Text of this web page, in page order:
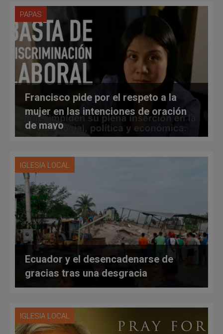
PAPAS
Francisco pide por el respeto a la
mujer en las intenciones de oración
de mayo
IGLESIA LOCAL
Ecuador y el desencadenarse de
gracias tras una desgracia
IGLESIA LOCAL